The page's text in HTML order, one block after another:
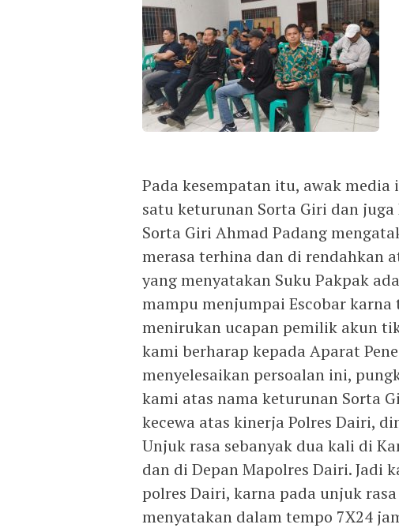
Pada kesempatan itu, awak
satu keturunan Sorta Giri dan
Sorta Giri Ahmad Padang
merasa terhina dan di rendahkan
yang menyatakan Suku Pakpak
mampu menjumpai Escobar
menirukan ucapan pemilik akun
kami berharap kepada Aparat
menyelesaikan persoalan ini,
kami atas nama keturunan Sorta
kecewa atas kinerja Polres Dairi,
Unjuk rasa sebanyak dua kali di
dan di Depan Mapolres Dairi. Jadi
polres Dairi, karna pada unjuk
menyatakan dalam tempo 7X24